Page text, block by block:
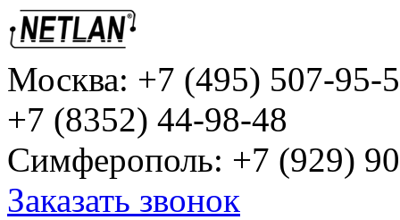
Москва: +7 (495) 507-95-
+7 (8352) 44-98-48
Симферополь: +7 (929)
Заказать звонок